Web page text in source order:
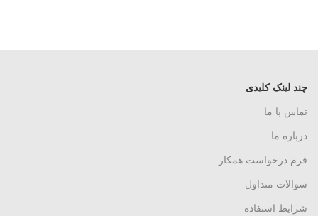
چند لینک کلیدی
تماس با ما
درباره ما
فرم درخواست همکار
سوالات متداول
شرایط استفاده